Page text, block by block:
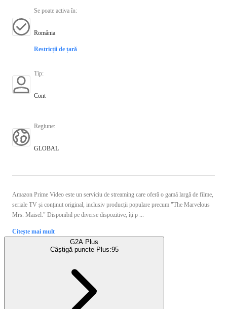
Se poate activa în:
România
Restricții de țară
Tip:
Cont
Regiune:
GLOBAL
Amazon Prime Video este un serviciu de streaming care oferă o gamă largă de filme,
seriale TV și conținut original, inclusiv producții populare precum "The Marvelous
Mrs. Maisel." Disponibil pe diverse dispozitive, îți p ...
Citește mai mult
G2A Plus
Câștigă puncte Plus:95